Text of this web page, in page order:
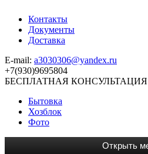
Контакты
Документы
Доставка
E-mail: a3030306@yandex.ru
+7(930)9695804
БЕСПЛАТНАЯ КОНСУЛЬТАЦИЯ
Бытовка
Хозблок
Фото